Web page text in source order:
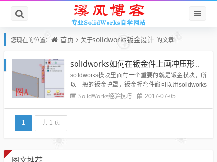
您现在的位置： 首页 关于solidworks钣金设计 的文章
solidworks如何在钣金件上画冲压形状？solidworks钣金成型工具如何使用？
solidworks模块里面有一个重要的就是钣金模块，所
以一般的钣金护罩，钣金折弯件都可以用solidworks
进行建模绘制，钣金件就是薄板五金件，也就是可以
SolidWorks经验技巧 2017-07-05
1 共 1 页
图文推荐